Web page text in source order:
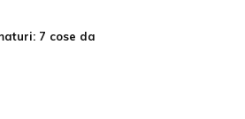
7 cose da